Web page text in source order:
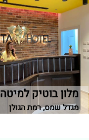
מלון בוטיק למיטה
מגדל שמס, רמת הגולן